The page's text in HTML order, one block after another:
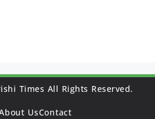
Times All Rights Reserved.
UsContact